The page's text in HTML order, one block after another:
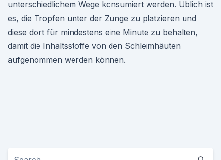
unterschiedlichem Wege konsumiert werden. Üblich ist
es, die Tropfen unter der Zunge zu platzieren und
diese dort für mindestens eine Minute zu behalten,
damit die Inhaltsstoffe von den Schleimhäuten
aufgenommen werden können.